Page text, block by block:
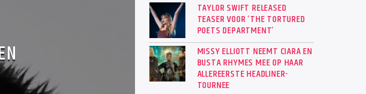
TAYLOR SWIFT RELEASED
TEASER VOOR ‘THE TORTURED
POETS DEPARTMENT’
MISSY ELLIOTT NEEMT CIARA EN
BUSTA RHYMES MEE OP HAAR
ALLEREERSTE HEADLINER-
TOURNEE